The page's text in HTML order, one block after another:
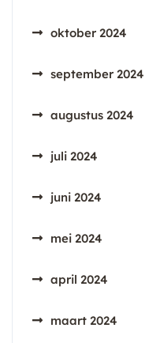
oktober 2024
september 2024
augustus 2024
juli 2024
juni 2024
mei 2024
april 2024
maart 2024